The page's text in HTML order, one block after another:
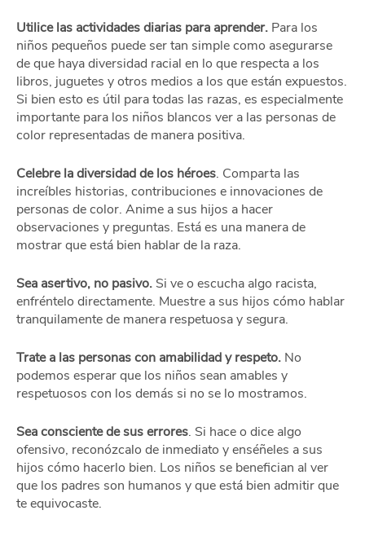
Utilice las actividades diarias para aprender. Para los
niños pequeños puede ser tan simple como asegurarse
de que haya diversidad racial en lo que respecta a los
libros, juguetes y otros medios a los que están expuestos.
Si bien esto es útil para todas las razas, es especialmente
importante para los niños blancos ver a las personas de
color representadas de manera positiva.
Celebre la diversidad de los héroes. Comparta las
increíbles historias, contribuciones e innovaciones de
personas de color. Anime a sus hijos a hacer
observaciones y preguntas. Está es una manera de
mostrar que está bien hablar de la raza.
Sea asertivo, no pasivo. Si ve o escucha algo racista,
enfréntelo directamente. Muestre a sus hijos cómo hablar
tranquilamente de manera respetuosa y segura.
Trate a las personas con amabilidad y respeto. No
podemos esperar que los niños sean amables y
respetuosos con los demás si no se lo mostramos.
Sea consciente de sus errores. Si hace o dice algo
ofensivo, reconózcalo de inmediato y enséñeles a sus
hijos cómo hacerlo bien. Los niños se benefician al ver
que los padres son humanos y que está bien admitir que
te equivocaste.